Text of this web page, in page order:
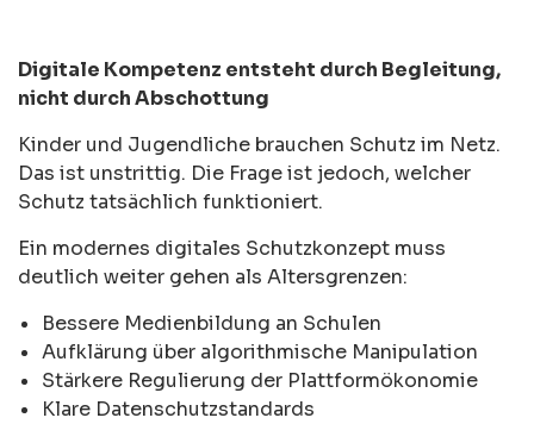
Digitale Kompetenz entsteht durch Begleitung,
nicht durch Abschottung
Kinder und Jugendliche brauchen Schutz im Netz.
Das ist unstrittig. Die Frage ist jedoch, welcher
Schutz tatsächlich funktioniert.
Ein modernes digitales Schutzkonzept muss
deutlich weiter gehen als Altersgrenzen:
Bessere Medienbildung an Schulen
Aufklärung über algorithmische Manipulation
Stärkere Regulierung der Plattformökonomie
Klare Datenschutzstandards